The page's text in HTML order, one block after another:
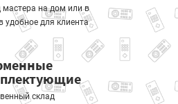
мастера на дом или в
удобное для клиента
склад